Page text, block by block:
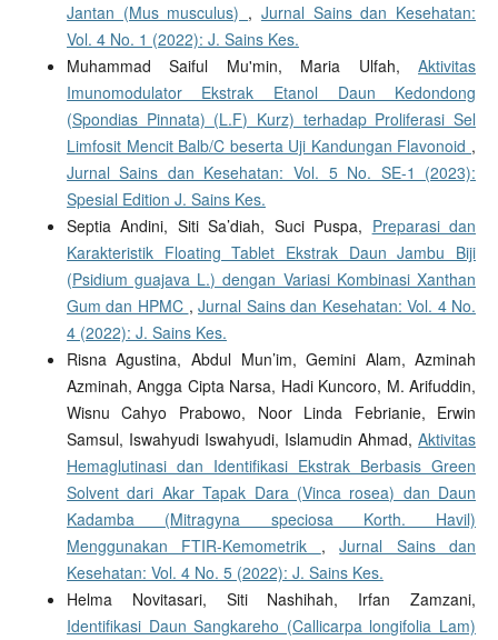
Jantan (Mus musculus) , Jurnal Sains dan Kesehatan:
Vol. 4 No. 1 (2022): J. Sains Kes.
Muhammad Saiful Mu'min, Maria Ulfah,Aktivitas
Imunomodulator Ekstrak Etanol Daun Kedondong
(Spondias Pinnata) (L.F) Kurz) terhadap Proliferasi Sel
Limfosit Mencit Balb/C beserta Uji Kandungan Flavonoid ,
Jurnal Sains dan Kesehatan: Vol. 5 No. SE-1 (2023):
Spesial Edition J. Sains Kes.
Septia Andini, Siti Sa’diah, Suci Puspa, Preparasi dan
Karakteristik Floating Tablet Ekstrak Daun Jambu Biji
(Psidium guajava L.) dengan Variasi Kombinasi Xanthan
Gum dan HPMC ,Jurnal Sains dan Kesehatan: Vol. 4 No.
4 (2022): J. Sains Kes.
Risna Agustina, Abdul Mun’im, Gemini Alam, Azminah
Azminah, Angga Cipta Narsa, Hadi Kuncoro, M. Arifuddin,
Wisnu Cahyo Prabowo, Noor Linda Febrianie, Erwin
Samsul, Iswahyudi Iswahyudi, Islamudin Ahmad,Aktivitas
Hemaglutinasi dan Identifikasi Ekstrak Berbasis Green
Solvent dari Akar Tapak Dara (Vinca rosea) dan Daun
Kadamba (Mitragyna speciosa Korth. Havil)
Menggunakan FTIR-Kemometrik ,Jurnal Sains dan
Kesehatan: Vol. 4 No. 5 (2022): J. Sains Kes.
Helma Novitasari, Siti Nashihah, Irfan Zamzani,
Identifikasi Daun Sangkareho (Callicarpa longifolia Lam)